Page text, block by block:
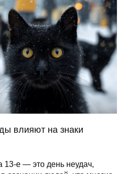
влияют на знаки
13-е — это день неудач,